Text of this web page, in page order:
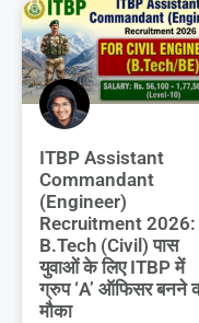
ITBP Assistant
Commandant
(Engineer)
Recruitment 2026:
B.Tech (Civil) पास
युवाओं के लिए ITBP में
ग्रुप ‘A’ ऑफिसर बनने
मौका